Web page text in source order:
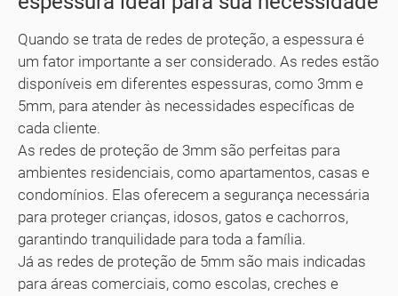
Quando se trata de redes de proteção, a espessura é
um fator importante a ser considerado. As redes estão
disponíveis em diferentes espessuras, como 3mm e
5mm, para atender às necessidades específicas de
cada cliente.
As redes de proteção de 3mm são perfeitas para
ambientes residenciais, como apartamentos, casas e
condomínios. Elas oferecem a segurança necessária
para proteger crianças, idosos, gatos e cachorros,
garantindo tranquilidade para toda a família.
Já as redes de proteção de 5mm são mais indicadas
para áreas comerciais, como escolas, creches e